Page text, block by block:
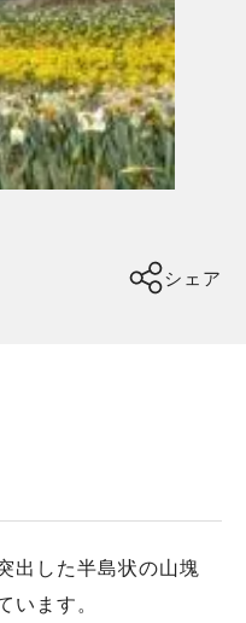
シェア
出した半島状の山塊
ます。